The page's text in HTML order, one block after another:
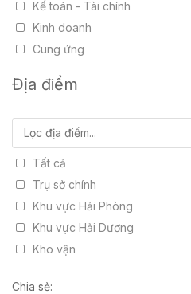
Kế toán - Tài chính
Kinh doanh
Cung ứng
Kho vận
Địa điểm
Tất cả
Trụ sở chính
Khu vực Hải Phòng
Khu vực Hải Dương
Kho vận
Chia sẻ: